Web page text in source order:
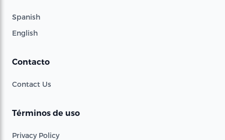
Spanish
English
Contacto
Contact Us
Términos de uso
Privacy Policy